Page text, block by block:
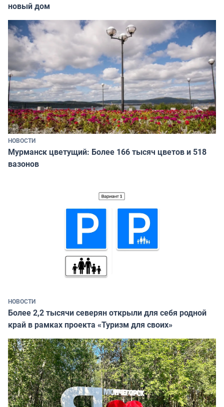
новый дом
НОВОСТИ
Мурманск цветущий: Более 166 тысяч цветов и 518
вазонов
НОВОСТИ
Более 2,2 тысячи северян открыли для себя родной
край в рамках проекта «Туризм для своих»